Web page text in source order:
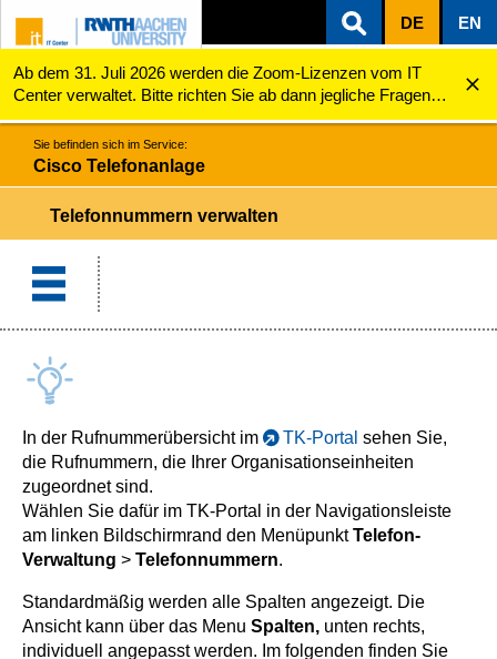
ZUM INHALTSBEREICH
ZUR HAUPTNAVIGATION
ZUR SUCHE
DE EN
Ab dem 31. Juli 2026 werden die Zoom-Lizenzen vom IT
Center verwaltet. Bitte richten Sie ab dann jegliche Fragen
zu den Zoom-Lizenzen (z.B. Probleme mit dem Login) an
servicedesk@itc.rwth-aachen.de.
Cisco Telefonanlage Telefonnummern
Sie befinden sich im Service:
Cisco Telefonanlage
Telefonnummern verwalten
In der Rufnummerübersicht im TK-Portal sehen Sie,
die Rufnummern, die Ihrer Organisationseinheiten
zugeordnet sind.
Wählen Sie dafür im TK-Portal in der Navigationsleiste
am linken Bildschirmrand den MenüpunktTelefon-
Verwaltung > Telefonnummern.
Standardmäßig werden alle Spalten angezeigt. Die
Ansicht kann über das Menu Spalten, unten rechts,
individuell angepasst werden. Im folgenden finden Sie